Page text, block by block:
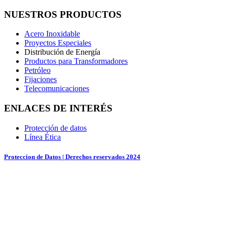
NUESTROS PRODUCTOS
Acero Inoxidable
Proyectos Especiales
Distribución de Energía
Productos para Transformadores
Petróleo
Fijaciones
Telecomunicaciones
ENLACES DE INTERÉS
Protección de datos
Línea Ética
Proteccion de Datos | Derechos reservados 2024